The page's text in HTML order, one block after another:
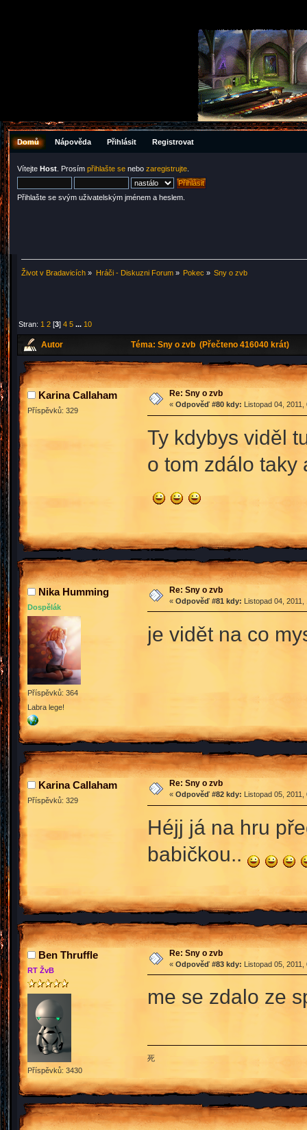
Domů Nápověda Přihlásit Registrovat
Vítejte Host . Prosím přihlašte se nebo zaregistrujte
Přihlašte se svým uživatelským jménem a heslem.
Život v Bradavicích » Hráči - Diskuzni Forum» Pokec » Sny o zvb
Stran: 1 2 [3]4 5 ... 10
Autor Téma: Sny o zvb (Přečteno 416040 krát)
Karina Callaham
Příspěvků: 329
Re: Sny o zvb
« Odpověď #80 kdy: Listopad 04,
Ty kdybys viděl
o tom zdálo taky
Nika Humming
Dospělák
Příspěvků: 364
Labra lege!
Re: Sny o zvb
« Odpověď #81 kdy: Listopad 04, 2011,
je vidět na co
Karina Callaham
Příspěvků: 329
Re: Sny o zvb
« Odpověď #82 kdy: Listopad 05,
Héjj já na hru
babičkou..
Ben Thruffle
RT ŽvB
Příspěvků: 3430
Re: Sny o zvb
« Odpověď #83 kdy: Listopad 05,
me se zdalo ze
死